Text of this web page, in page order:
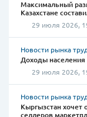
Максимальный
Казахстане
29 июля 2026,
Новости рынка
Доходы населения
29 июля 2026,
Новости рынка
Кыргызстан хочет